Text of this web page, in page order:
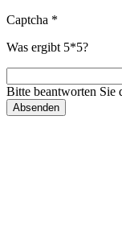
Captcha *
Was ergibt 5*5?
Bitte beantworten Sie
Absenden